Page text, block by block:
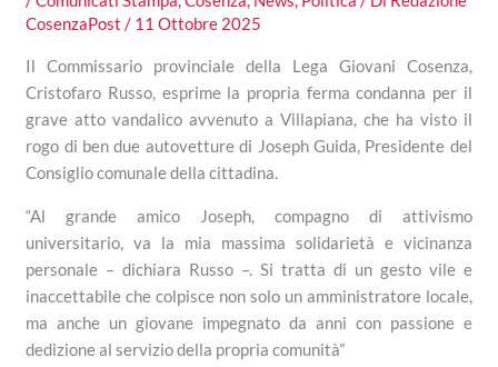
CosenzaPost / 11 Ottobre 2025
Il Commissario provinciale della Lega Giovani Cosenza,
Cristofaro Russo, esprime la propria ferma condanna per il
grave atto vandalico avvenuto a Villapiana, che ha visto il
rogo di ben due autovetture di Joseph Guida, Presidente del
Consiglio comunale della cittadina.
“Al grande amico Joseph, compagno di attivismo
universitario, va la mia massima solidarietà e vicinanza
personale – dichiara Russo –. Si tratta di un gesto vile e
inaccettabile che colpisce non solo un amministratore locale,
ma anche un giovane impegnato da anni con passione e
dedizione al servizio della propria comunità”